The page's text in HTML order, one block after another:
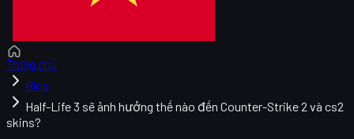
Trang chủ
Blog
Half-Life 3 sẽ ảnh hưởng thế nào đến Counter-Strike 2 và cs2
skins?